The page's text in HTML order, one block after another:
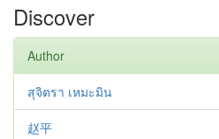
Discover
Author
สุจิตรา เหมะมิน
赵平